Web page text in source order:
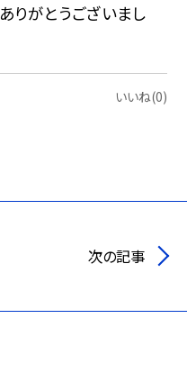
りがとうございまし
いいね(0)
次の記事